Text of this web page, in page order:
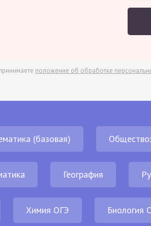
положение об обработке
(базовая)
География
Химия ОГЭ Биология